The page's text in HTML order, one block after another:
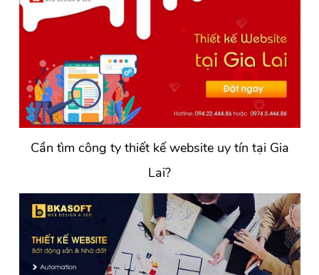
Cần tìm công ty thiết kế website uy tín tại Gia
Lai?